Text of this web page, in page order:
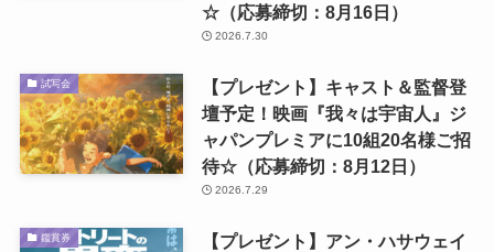
☆（応募締切：8月16日）
2026.7.30
試写会
【プレゼント】キャスト＆監督登
壇予定！映画『我々は宇宙人』ジ
ャパンプレミアに10組20名様ご招
待☆（応募締切：8月12日）
2026.7.29
鑑賞券
【プレゼント】アン・ハサウェイ